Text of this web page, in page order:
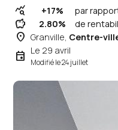
query_stats +17% par
savings 2.80% de
place Granville, Centre-
event Le 29 avril
Modifié le 24 juillet